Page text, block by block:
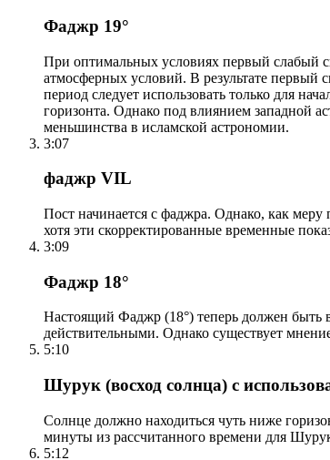
Фаджр 19°
При оптимальных условиях первый слабый
атмосферных условий. В результате первый
период следует использовать только для
горизонта. Однако под влиянием западной
меньшинства в исламской астрономии.
3:07
фаджр VIL
Пост начинается с фаджра. Однако, как
хотя эти скорректированные временные
3:09
Фаджр 18°
Настоящий Фаджр (18°) теперь должен быть
действительными. Однако существует
5:10
Шурук (восход солнца) с
Солнце должно находиться чуть ниже
минуты из рассчитанного времени для
5:12